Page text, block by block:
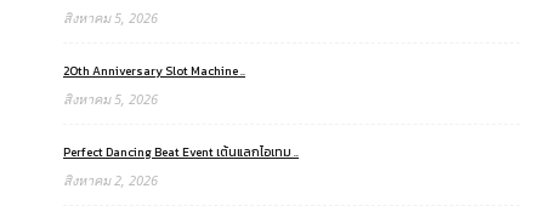
สิงหาคม 5, 2026
20th Anniversary Slot Machine ..
สิงหาคม 5, 2026
Perfect Dancing Beat Event เต้นแลกไอเทม ..
สิงหาคม 2, 2026